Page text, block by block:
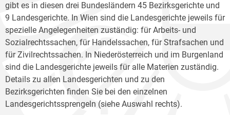
gibt es in diesen drei Bundesländern 45 Bezirksgerichte und
9 Landesgerichte. In Wien sind die Landesgerichte jeweils für
spezielle Angelegenheiten zuständig: für Arbeits- und
Sozialrechtssachen, für Handelssachen, für Strafsachen und
für Zivilrechtssachen. In Niederösterreich und im Burgenland
sind die Landesgerichte jeweils für alle Materien zuständig.
Details zu allen Landesgerichten und zu den
Bezirksgerichten finden Sie bei den einzelnen
Landesgerichtssprengeln (siehe Auswahl rechts).